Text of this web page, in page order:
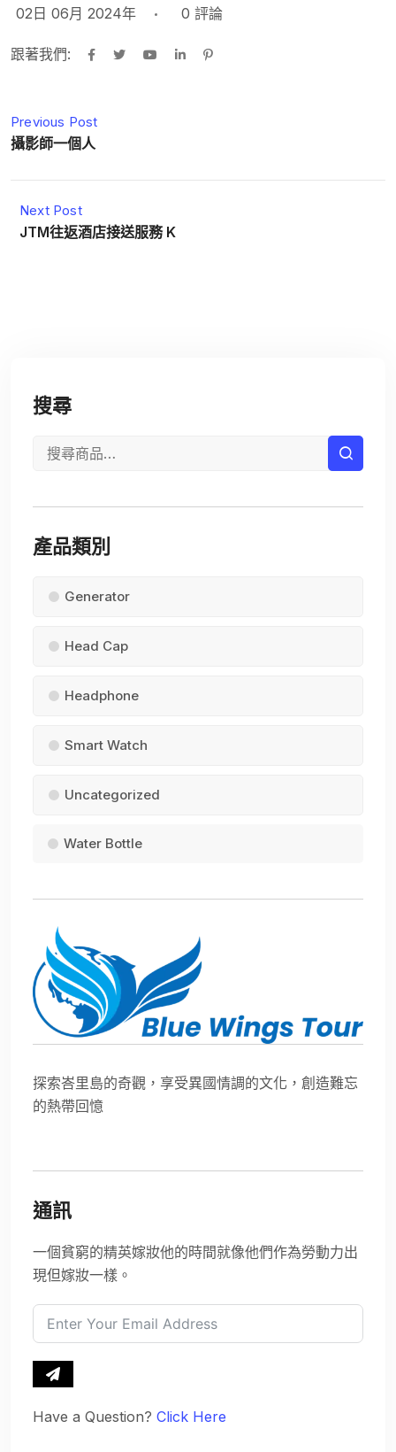
02日 06月 2024年 0 評論
跟著我們:
Previous Post
攝影師一個人
Next Post
JTM往返酒店接送服務 K
搜尋
產品類別
Generator
Head Cap
Headphone
Smart Watch
Uncategorized
Water Bottle
探索峇里島的奇觀，享受異國情調的文化，創造難忘
的熱帶回憶
通訊
一個貧窮的精英嫁妝他的時間就像他們作為勞動力出
現但嫁妝一樣。
Have a Question? Click Here